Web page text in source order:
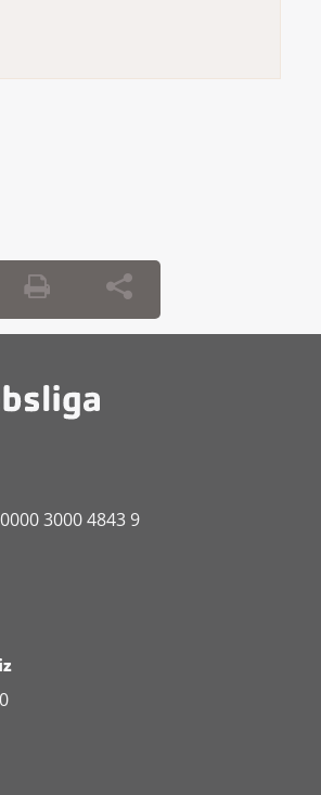
nach, wenn Sie nicht
3000 4843 9